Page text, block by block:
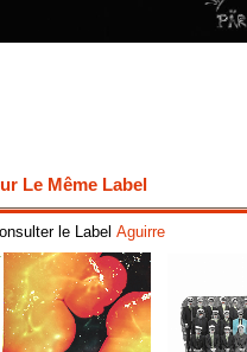
Le Même Label
le Label Aguirre